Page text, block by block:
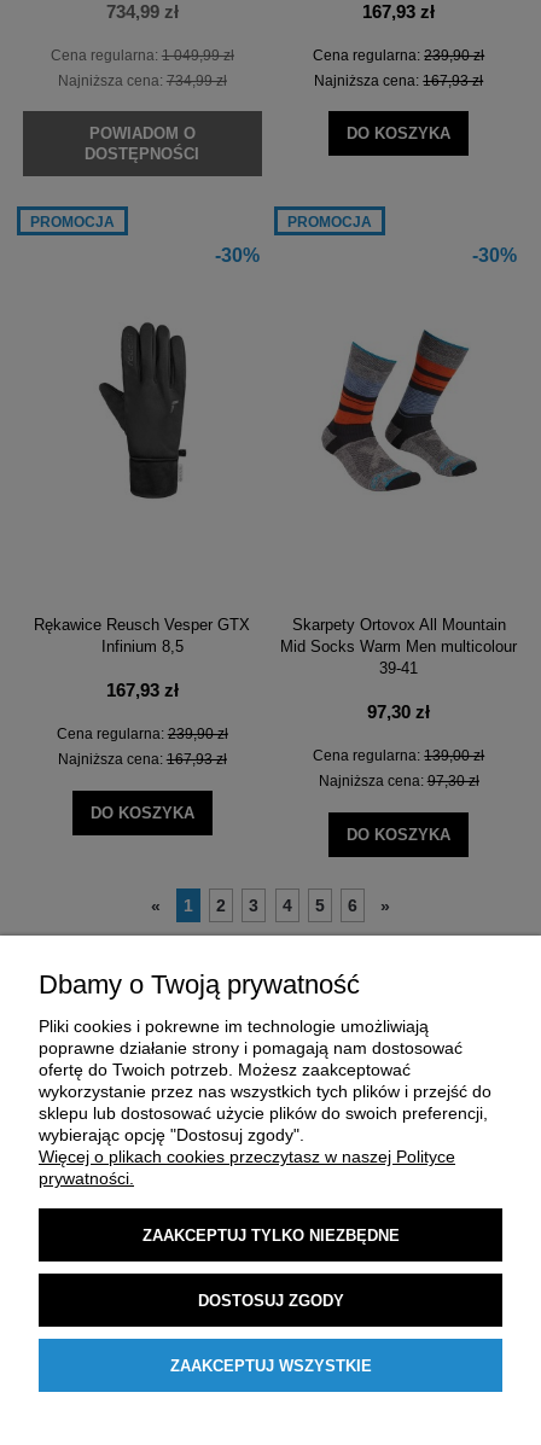
734,99 zł
Cena regularna: 1 049,99 zł
Najniższa cena: 734,99 zł
POWIADOM O
DOSTĘPNOŚCI
167,93 zł
Cena regularna:239,90 zł
Najniższa cena:167,93 zł
DO KOSZYKA
-30%
Rękawice Reusch Vesper GTX
Infinium 8,5
167,93 zł
Cena regularna:239,90 zł
Najniższa cena:167,93 zł
DO KOSZYKA
PROMOCJA
-30%
Skarpety Ortovox All Mountain
Mid Socks Warm Men multicolour
39-41
97,30 zł
Cena regularna:139,00 zł
Najniższa cena:97,30 zł
DO KOSZYKA
PROMOCJA
« 1 2 3 4 5 6 »
O FIRMIE
MOJE KONTO
POMOC
Dbamy o Twoją prywatność
Pliki cookies i pokrewne im technologie umożliwiają
poprawne działanie strony i pomagają nam dostosować
ofertę do Twoich potrzeb. Możesz zaakceptować
wykorzystanie przez nas wszystkich tych plików i przejść do
sklepu lub dostosować użycie plików do swoich preferencji,
wybierając opcję "Dostosuj zgody".
Więcej o plikach cookies przeczytasz w naszej Polityce
prywatności.
ZAAKCEPTUJ TYLKO NIEZBĘDNE
DOSTOSUJ ZGODY
ZAAKCEPTUJ WSZYSTKIE